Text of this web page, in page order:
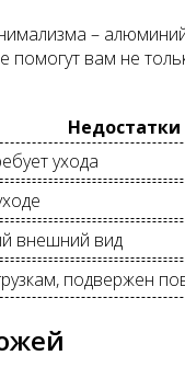
–
вам не
Недостатки
ухода
внешний вид
подвержен